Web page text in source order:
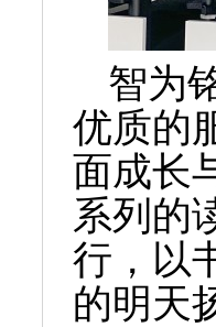
智为
优质的
面成长
系列的
行，以
的明天